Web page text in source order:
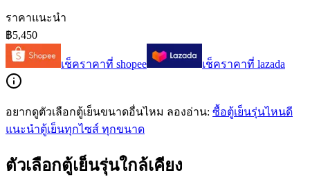
ราคาแนะนำ
฿5,450
เช็คราคาที่ shopee เช็คราคาที่ lazada
อยากดูตัวเลือกตู้เย็นขนาดอื่นไหม ลองอ่าน: ซื้อตู้เย็นรุ่นไหนดี
แนะนำตู้เย็นทุกไซส์ ทุกขนาด
ตัวเลือกตู้เย็นรุ่นใกล้เคียง